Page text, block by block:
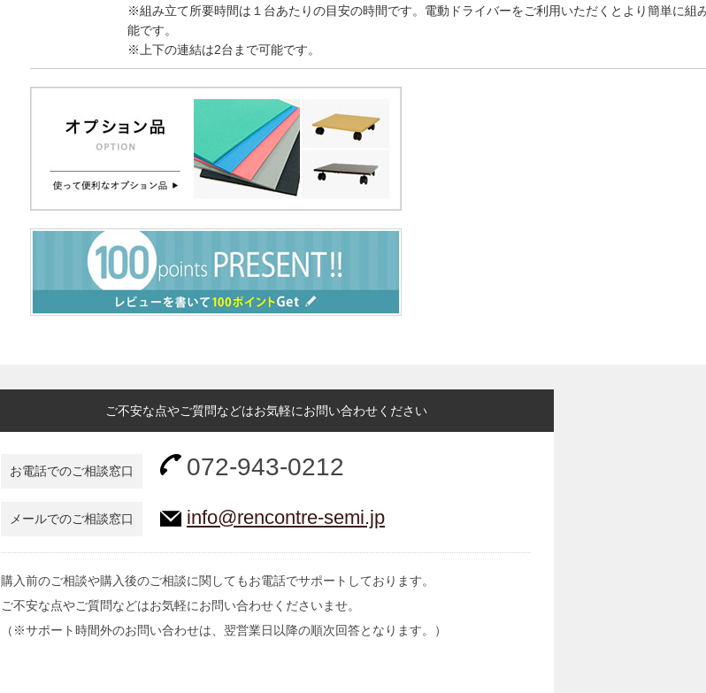
※組み立て所要時間は１台あたりの目安の時間です。電動ドライバーをご利用いただくとより簡単に組
能です。
※上下の連結は2台まで可能です。
ご不安な点やご質問などはお気軽にお問い合わせください
お電話でのご相談窓口 072-943-0212
メールでのご相談窓口 info@rencontre-semi.jp
購入前のご相談や購入後のご相談に関してもお電話でサポートしております。
ご不安な点やご質問などはお気軽にお問い合わせくださいませ。
（※サポート時間外のお問い合わせは、翌営業日以降の順次回答となります。）